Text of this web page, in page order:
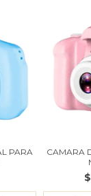
PARA
CAMARA